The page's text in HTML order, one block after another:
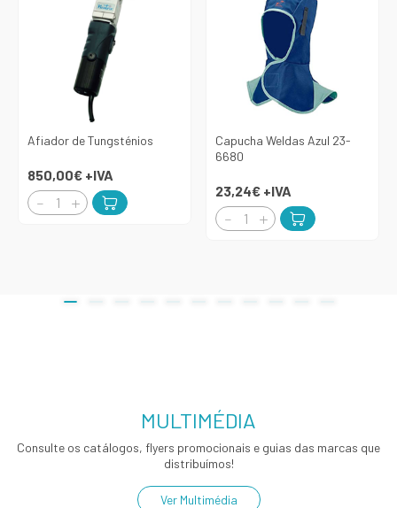
Afiador de Tungsténios
850,00€ +IVA
Capucha Weldas Azul 23-
6680
23,24€ +IVA
MULTIMÉDIA
Consulte os catálogos, flyers promocionais e guias das marcas que
distribuímos!
Ver Multimédia